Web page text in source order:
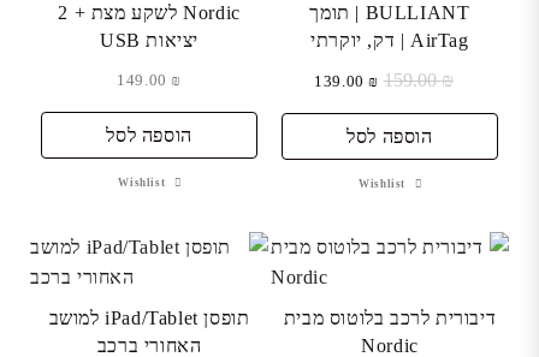
BULLIANT | תומך
AirTag | דק, יוקרתי
₪
159.00
המחיר
היה:
₪ 159.00.
₪
139.00
המחיר
₪ 139.00.
הוספה לסל
Wishlist
Nordic לשקע מצת + 2
יציאות USB
₪
הוספה לסל
Wishlist
דיבורית לרכב בלוטוס מבית
Nordic
תופסן iPad/Tablet למושב
האחורי ברכב